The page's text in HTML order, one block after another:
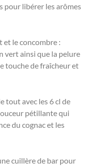
pour libérer les arômes
et le concombre :
vert ainsi que la pelure
touche de fraîcheur et
tout avec les 6 cl de
pétillante qui
du cognac et les
cuillère de bar pour